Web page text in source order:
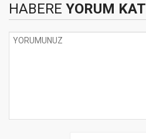
HABERE YORUM KAT